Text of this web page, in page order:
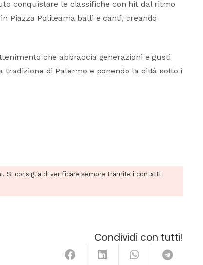
conquistare le classifiche con hit dal ritmo
Piazza Politeama balli e canti, creando
che abbraccia generazioni e gusti
tradizione di Palermo e ponendo la città sotto i
Si consiglia di verificare sempre tramite i contatti
Condividi con tutti!